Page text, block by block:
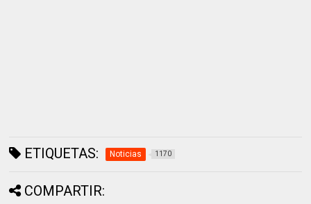
ETIQUETAS: Noticias 1170
COMPARTIR: